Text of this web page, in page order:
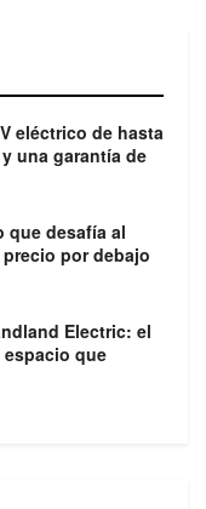
eléctrico de hasta
una garantía de
que desafía al
por debajo
Electric: el
espacio que